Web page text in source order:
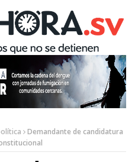
Demandante de candidatura